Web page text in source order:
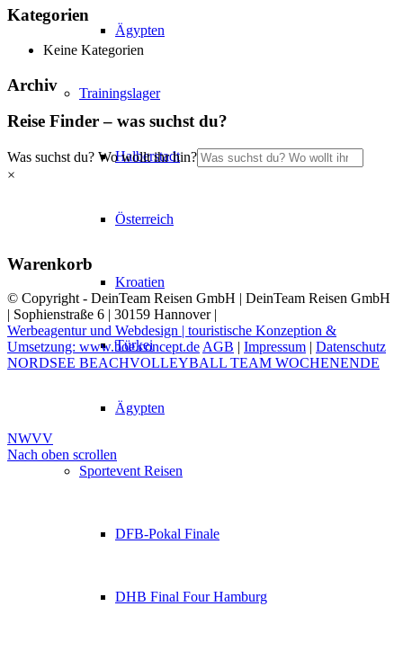
Ägypten
Trainingslager
Halberstadt
Österreich
Kroatien
Türkei
Ägypten
Sportevent Reisen
DFB-Pokal Finale
DHB Final Four Hamburg
Kategorien
Keine Kategorien
Archiv
Reise Finder – was suchst du?
Was suchst du? Wo wollt ihr hin?
×
Warenkorb
© Copyright - DeinTeam Reisen GmbH | DeinTeam Reisen GmbH
| Sophienstraße 6 | 30159 Hannover |
Werbeagentur und Webdesign | touristische Konzeption &
Umsetzung: www.boe.concept.deAGB Impressum
Datenschutz
NORDSEE BEACHVOLLEYBALL TEAM WOCHENENDE
NWVV
Nach oben scrollen